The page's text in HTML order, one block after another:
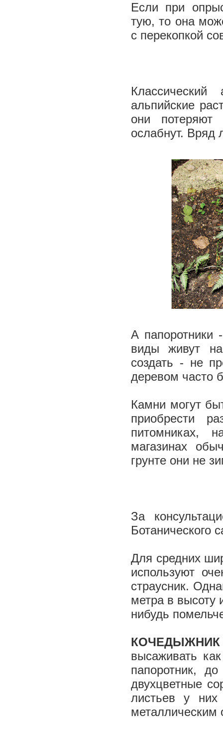
Если при
тую, то она
с перекопкой
альпийские
они потеряют
ослабнут. Вряд
А папоротники
виды живут
создать - не
деревом часто
Камни могут
приобрести
питомниках,
магазинах
грунте они не
За
Ботанического
Для средних
используют
страусник.
метра в высоту
нибудь
высаживать
папоротник,
двухцветные
листьев у них